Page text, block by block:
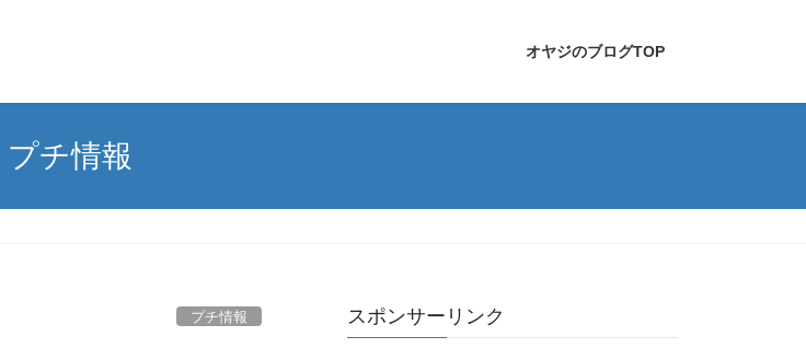
オヤジのブログTOP
プチ情報
プチ情報 スポンサーリンク